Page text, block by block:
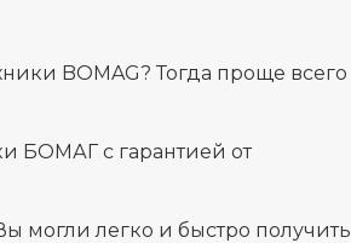
BOMAG? Тогда проще всего
БОМАГ с гарантией от
могли легко и быстро получить